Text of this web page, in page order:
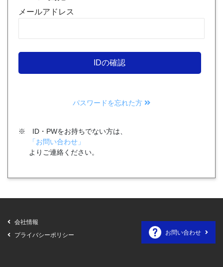
メールアドレス
パスワードを忘れた方
※ ID・PWをお持ちでない方は、
「お問い合わせ」
より ご連絡ください。
会社情報
プライバシーポリシー
お問い合わせ